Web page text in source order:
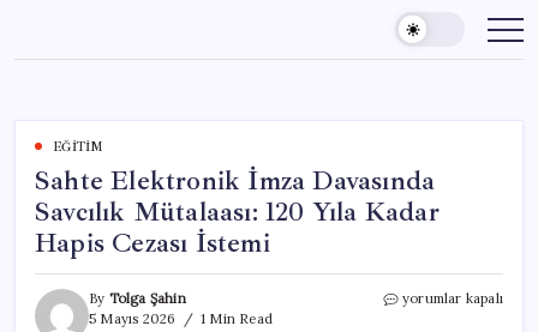
content
EĞITIM
Sahte Elektronik İmza Davasında
Savcılık Mütalaası: 120 Yıla Kadar
Hapis Cezası İstemi
By Tolga Şahin
5 Mayıs 2026
1 Min Read
Sahte
yorumlar kapalı